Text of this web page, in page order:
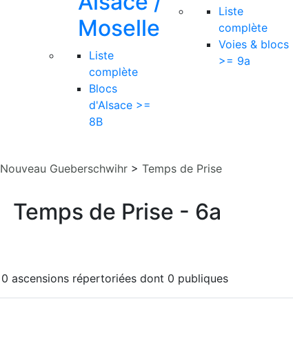
Moselle
Liste
complète
Blocs
d'Alsace >=
8B
Liste
complète
Voies & blocs
>= 9a
Nouveau Gueberschwihr > Temps de Prise
Temps de Prise - 6a
0 ascensions répertoriées dont 0 publiques